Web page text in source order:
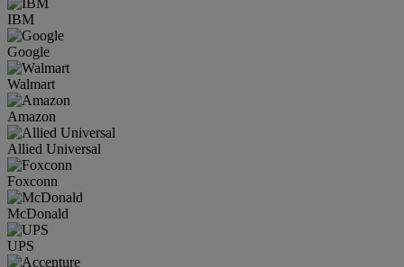
IBM
Google
Walmart
Amazon
Allied Universal
Foxconn
McDonald
UPS